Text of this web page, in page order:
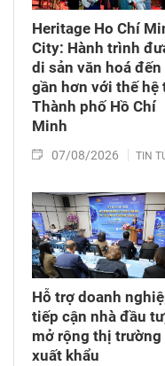
Heritage Ho Chí
City: Hành trình
di sản văn hoá đến
gần hơn với thế hệ
Thành phố Hồ Chí
Minh
07/08/2026 TIN
Hỗ trợ doanh
tiếp cận nhà đầu
mở rộng thị trường
xuất khẩu